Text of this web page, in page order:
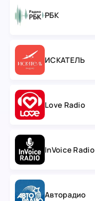
РБК
ИСКАТЕЛЬ
Love Radio
InVoice Radio
Авторадио